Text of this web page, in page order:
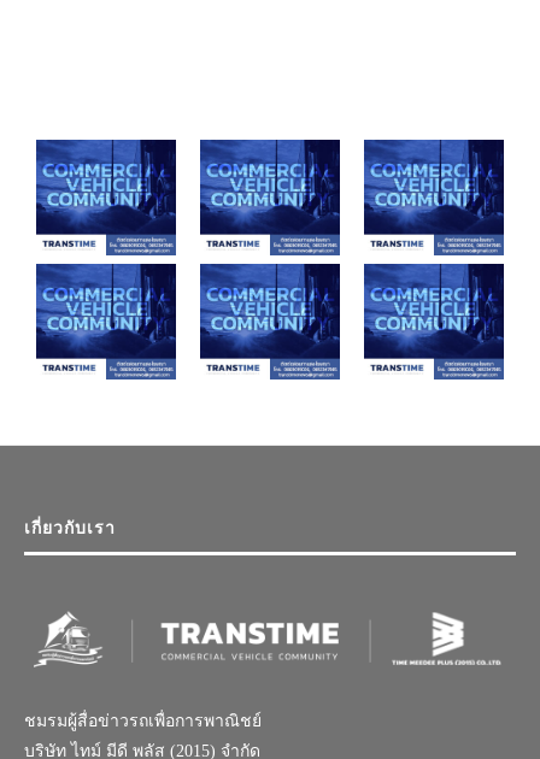
เกี่ยวกับเรา
ชมรมผู้สื่อข่าวรถเพื่อการพาณิชย์
บริษัท ไทม์ มีดี พลัส (2015) จำกัด